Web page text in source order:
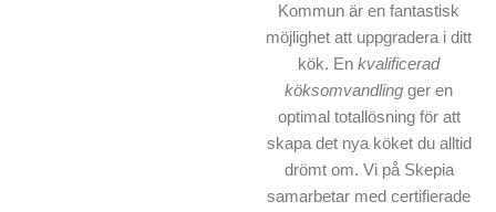
Kommun är en fantastisk
möjlighet att uppgradera i ditt
kök. Enkvalificerad
köksomvandling ger en
optimal totallösning för att
skapa det nya köket du alltid
drömt om. Vi på Skepia
samarbetar med certifierade